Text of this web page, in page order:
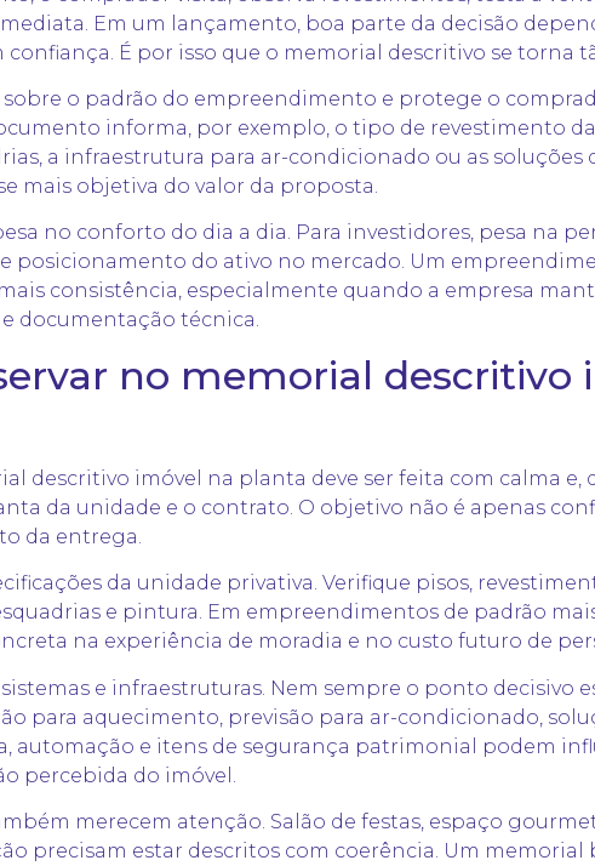
Em um lançamento, boa parte da decisão
É por isso que o memorial descritivo se torna
sobre o padrão do empreendimento e protege o
informa, por exemplo, o tipo de revestimento
a infraestrutura para ar-condicionado ou as soluções
mais objetiva do valor da proposta.
no conforto do dia a dia. Para investidores, pesa na
e posicionamento do ativo no mercado. Um
consistência, especialmente quando a empresa
documentação técnica.
no memorial descritivo
descritivo imóvel na planta deve ser feita com calma e,
da unidade e o contrato. O objetivo não é apenas
da entrega.
da unidade privativa. Verifique pisos,
e pintura. Em empreendimentos de padrão
na experiência de moradia e no custo futuro de
e infraestruturas. Nem sempre o ponto decisivo
para aquecimento, previsão para ar-condicionado,
automação e itens de segurança patrimonial podem
percebida do imóvel.
merecem atenção. Salão de festas, espaço
precisam estar descritos com coerência. Um memorial